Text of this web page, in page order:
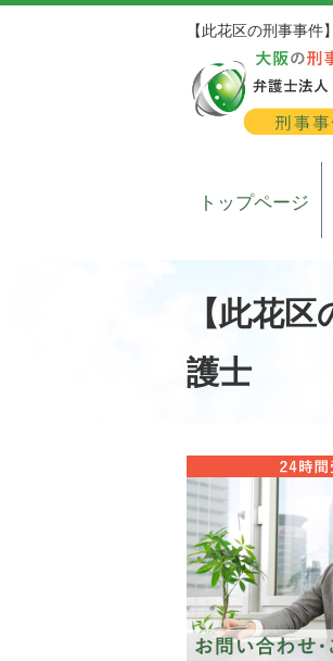
【此花区の刑事事
トップページ
【此花
護士